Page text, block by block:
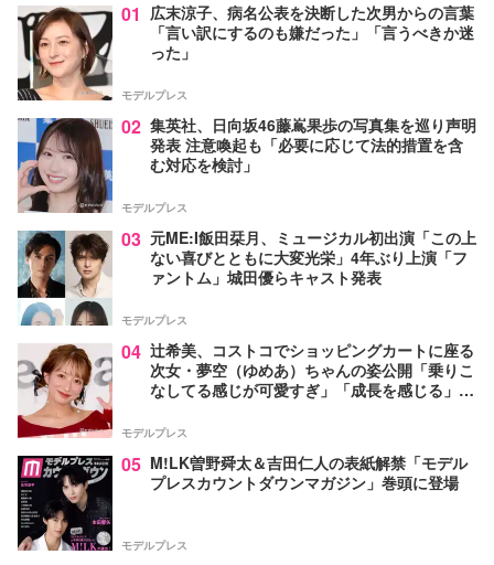
01 広末涼子、病名公表を決断した次男からの言葉
「言い訳にするのも嫌だった」「言うべきか迷
った」
モデルプレス
02 集英社、日向坂46藤嶌果歩の写真集を巡り声明
発表 注意喚起も「必要に応じて法的措置を含
む対応を検討」
モデルプレス
03 元ME:I飯田栞月、ミュージカル初出演「この上
ない喜びとともに大変光栄」4年ぶり上演「フ
ァントム」城田優らキャスト発表
モデルプレス
04 辻希美、コストコでショッピングカートに座る
次女・夢空（ゆめあ）ちゃんの姿公開「乗りこ
なしてる感じが可愛すぎ」「成長を感じる」の
モデルプレス
05 M!LK曽野舜太＆吉田仁人の表紙解禁「モデル
プレスカウントダウンマガジン」巻頭に登場
モデルプレス